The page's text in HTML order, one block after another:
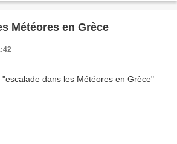
Météores en Grèce